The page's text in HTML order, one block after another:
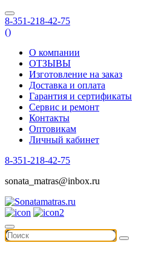
8-351-218-42-75
()
О компании
ОТЗЫВЫ
Изготовление на заказ
Доставка и оплата
Гарантия и сертификаты
Сервис и ремонт
Контакты
Оптовикам
Личный кабинет
8-351-218-42-75
sonata_matras@inbox.ru